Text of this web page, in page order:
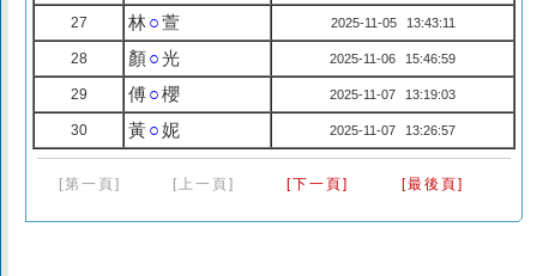
27 林○萱 2025-11-05 13:43:11
28 顏○光 2025-11-06 15:46:59
29 傅○櫻 2025-11-07 13:19:03
30 黃○妮 2025-11-07 13:26:57
[第一頁] [上一頁] [下一頁] [最後頁]